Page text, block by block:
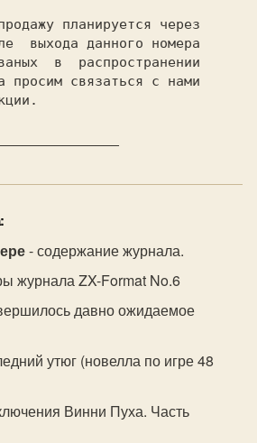
выхода данного номера
в  распространении
просим связаться с нами
- содержание журнала.
журнала ZX-Format No.6
давно ожидаемое
утюг (новелла по игре 48
Винни Пуха. Часть